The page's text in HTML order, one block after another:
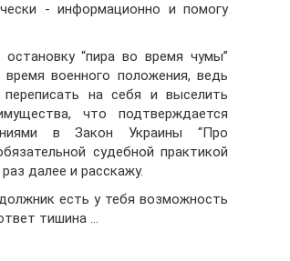
- информационно и помогу
“пира во время чумы”
военного положения, ведь
на себя и выселить
что подтверждается
в Закон Украины “Про
судебной практикой
далее и расскажу.
есть у тебя возможность
тишина …